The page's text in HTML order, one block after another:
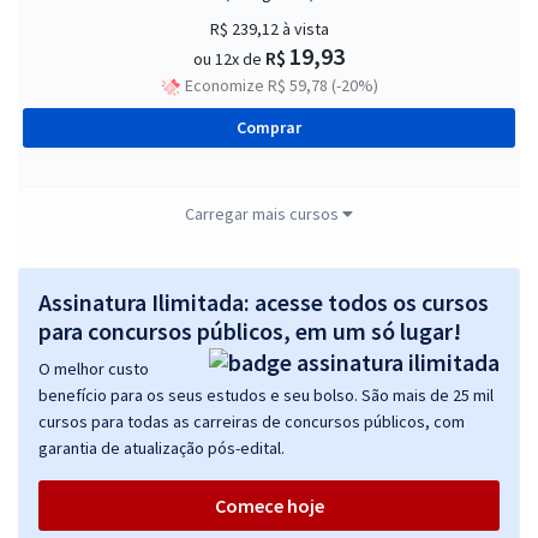
R$ 239,12à vista
ou 12x de R$ 19,93
Economize R$ 59,78 (-20%)
Comprar
- Conhecimentos Básicos para Técnico de Atividades de Defesa do
Consumidor
R$ 279,99à vista
ou 12x de R$23,33
Economize R$ 70,00 (-20%)
Comprar
Carregar mais cursos
Assinatura Ilimitada: acesse todos os cursos
para concursos públicos, em um só lugar!
O melhor custo
benefício para os seus estudos e seu bolso. São mais de 25 mil
cursos para todas as carreiras de concursos públicos, com
garantia de atualização pós-edital.
Comece hoje